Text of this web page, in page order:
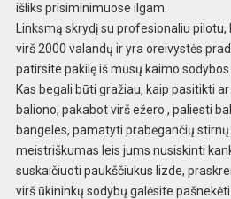
išliks prisiminimuose ilgam.
Linksmą skrydį su profesionaliu pilotu,
virš 2000 valandų ir yra oreivystės
patirsite pakilę iš mūsų kaimo
Kas begali būti gražiau, kaip pasitikti
baliono, pakabot virš ežero , paliesti
bangeles, pamatyti prabėgančių
meistriškumas leis jums nusiskinti
suskaičiuoti paukščiukus lizde,
virš ūkininkų sodybų galėsite